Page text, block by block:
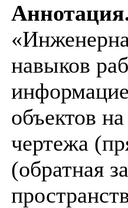
навыков
объектов
чертежа
(обратная